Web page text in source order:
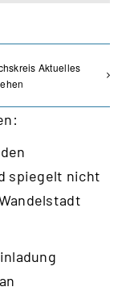
Aktuelles
spiegelt nicht